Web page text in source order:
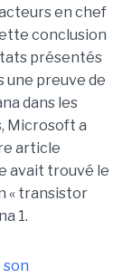
en chef
conclusion
présentés
une preuve de
dans les
Microsoft a
article
avait trouvé le
« transistor
1.
son